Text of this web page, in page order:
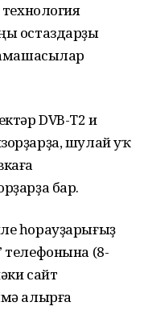
остаздарҙы
DVB-T2 и
шулай уҡ
бар.
һорауҙарығыҙ
(8-
сайт
алырға